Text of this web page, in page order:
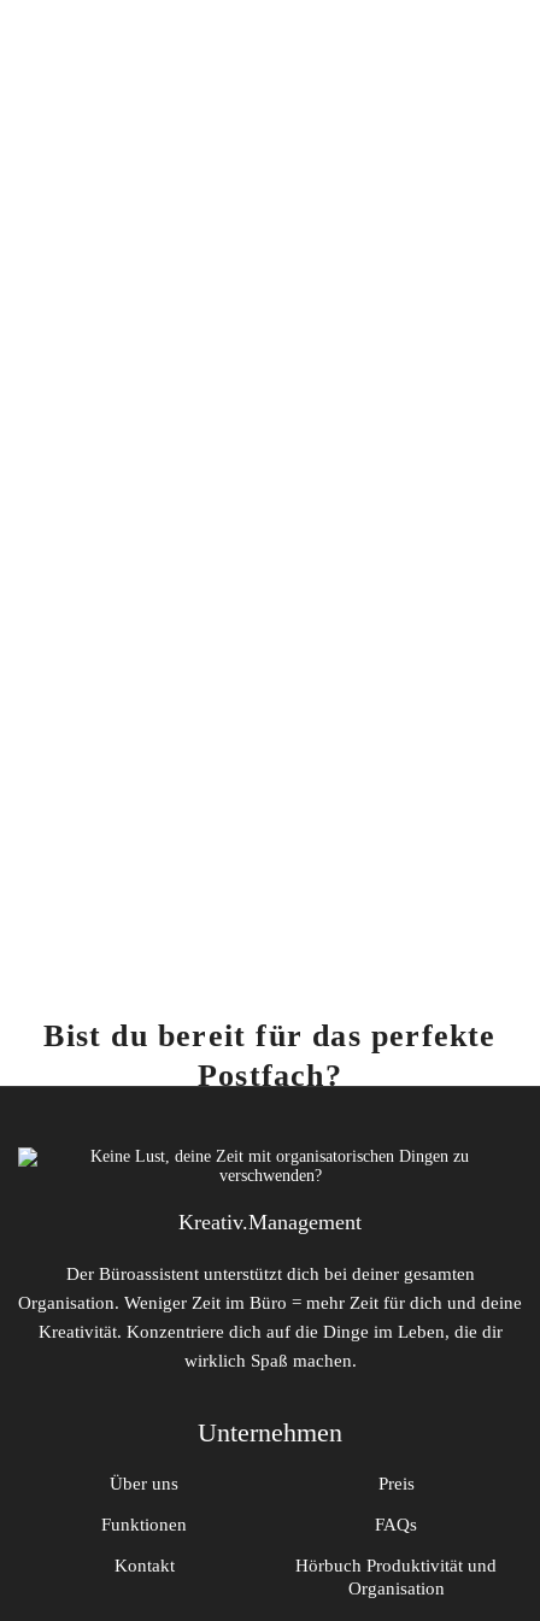
Bist du bereit für das perfekte
Postfach?
DEMO-Termin buchen
Keine Zahlungsdaten erforderlich
Kreativ.Management
Der Büroassistent unterstützt dich bei deiner gesamten
Organisation. Weniger Zeit im Büro = mehr Zeit für dich und deine
Kreativität. Konzentriere dich auf die Dinge im Leben, die dir
wirklich Spaß machen.
Unternehmen
Über uns Preis
Funktionen FAQs
Kontakt
Hörbuch Produktivität und
Organisation